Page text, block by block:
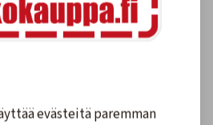
venettä usein, esimerkiksi
tai siirtää sitä sataman
painolle ja varusteille.
evästeitä paremman